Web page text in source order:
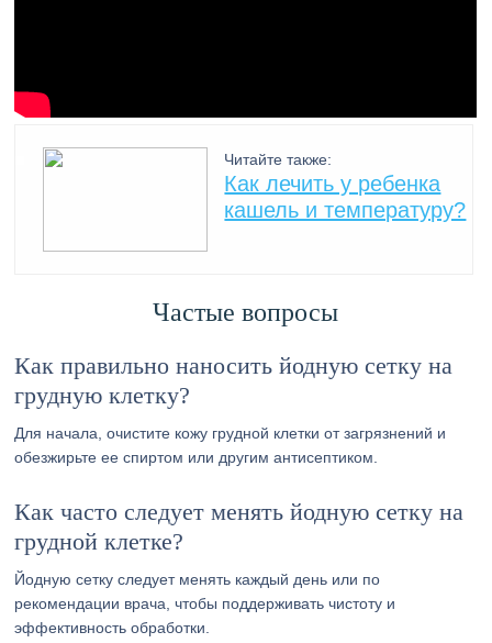
Читайте также:
Как лечить у ребенка
кашель и температуру?
Частые вопросы
Как правильно наносить йодную сетку на
грудную клетку?
Для начала, очистите кожу грудной клетки от загрязнений и
обезжирьте ее спиртом или другим антисептиком.
Как часто следует менять йодную сетку на
грудной клетке?
Йодную сетку следует менять каждый день или по
рекомендации врача, чтобы поддерживать чистоту и
эффективность обработки.